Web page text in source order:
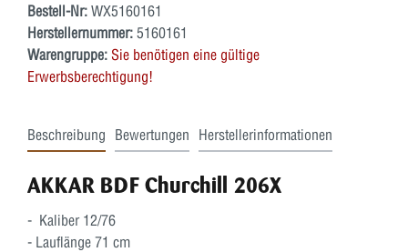
Bestell-Nr: WX5160161
Herstellernummer: 5160161
Warengruppe: Sie benötigen eine gültige
Erwerbsberechtigung!
Beschreibung Bewertungen Herstellerinformationen
AKKAR BDF Churchill 206X
- Kaliber 12/76
- Lauflänge 71 cm